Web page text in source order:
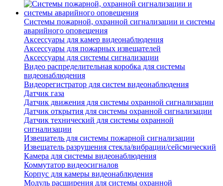
Системы пожарной, охранной сигнализации и системы
аварийного оповещения
Аксессуары для камер видеонаблюдения
Аксессуары для пожарных извещателей
Аксессуары для системы сигнализации
Видео распределительная коробка для системы
видеонаблюдения
Видеорегистратор для систем видеонаблюдения
Датчик газа
Датчик движения для системы охранной сигнализации
Датчик открытия для системы охранной сигнализации
Датчик технический для системы охранной
сигнализации
Извещатель для системы пожарной сигнализации
Извещатель разрушения стекла/вибрации/сейсмический
Камера для системы видеонаблюдения
Коммутатор видеосигналов
Корпус для камеры видеонаблюдения
Модуль расширения для системы охранной